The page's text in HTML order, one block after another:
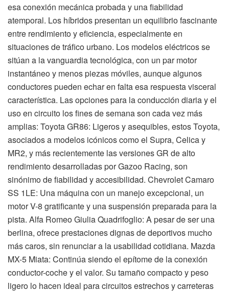
esa conexión mecánica probada y una fiabilidad
atemporal. Los híbridos presentan un equilibrio fascinante
entre rendimiento y eficiencia, especialmente en
situaciones de tráfico urbano. Los modelos eléctricos se
sitúan a la vanguardia tecnológica, con un par motor
instantáneo y menos piezas móviles, aunque algunos
conductores pueden echar en falta esa respuesta visceral
característica. Las opciones para la conducción diaria y el
uso en circuito los fines de semana son cada vez más
amplias: Toyota GR86: Ligeros y asequibles, estos Toyota,
asociados a modelos icónicos como el Supra, Celica y
MR2, y más recientemente las versiones GR de alto
rendimiento desarrolladas por Gazoo Racing, son
sinónimo de fiabilidad y accesibilidad. Chevrolet Camaro
SS 1LE: Una máquina con un manejo excepcional, un
motor V-8 gratificante y una suspensión preparada para la
pista. Alfa Romeo Giulia Quadrifoglio: A pesar de ser una
berlina, ofrece prestaciones dignas de deportivos mucho
más caros, sin renunciar a la usabilidad cotidiana. Mazda
MX-5 Miata: Continúa siendo el epítome de la conexión
conductor-coche y el valor. Su tamaño compacto y peso
ligero lo hacen ideal para circuitos estrechos y carreteras